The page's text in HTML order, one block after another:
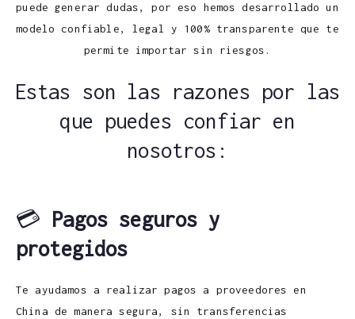
puede generar dudas, por eso hemos desarrollado un
modelo confiable, legal y 100% transparente que te
permite importar sin riesgos.
Estas son las razones por las
que puedes confiar en
nosotros:
💳 Pagos seguros y
protegidos
Te ayudamos a realizar pagos a proveedores en
China de manera segura, sin transferencias